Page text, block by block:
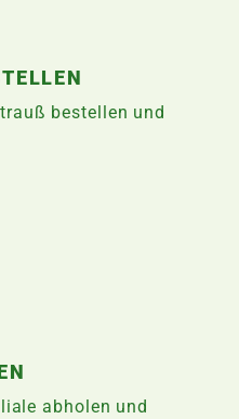
bestellen und
abholen und